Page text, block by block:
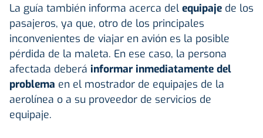
La guía también informa acerca del equipaje de los
pasajeros, ya que, otro de los principales
inconvenientes de viajar en avión es la posible
pérdida de la maleta. En ese caso, la persona
afectada deberá informar inmediatamente del
problema en el mostrador de equipajes de la
aerolínea o a su proveedor de servicios de
equipaje.